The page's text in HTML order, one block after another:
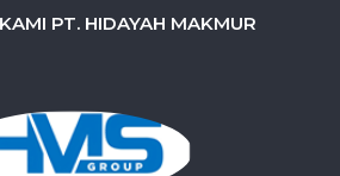
PT. HIDAYAH MAKMUR